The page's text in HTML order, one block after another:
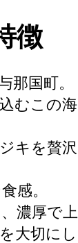
徴
那国町。
むこの
キを贅
感。
濃厚で上
大切に